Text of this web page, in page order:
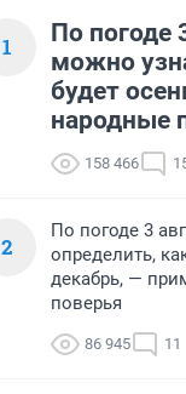
1
По погоде
можно
будет
народные
158 466
2
По погоде 3
определить,
декабрь, —
поверья
86 945 11